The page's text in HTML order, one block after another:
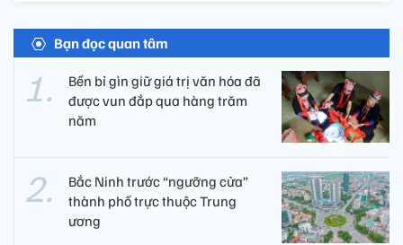
Bạn đọc quan tâm
Bền bỉ gìn giữ giá trị văn hóa đã
được vun đắp qua hàng trăm
năm
Bắc Ninh trước “ngưỡng cửa”
thành phố trực thuộc Trung
ương